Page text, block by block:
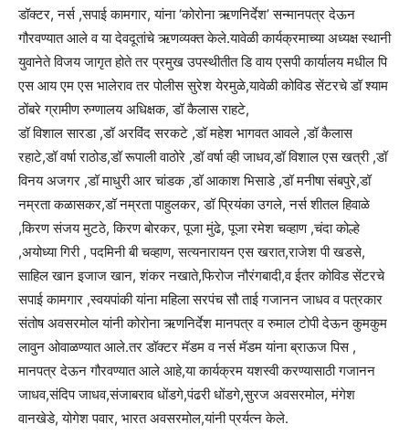
डॉक्टर, नर्स ,सपाई कामगार, यांना ‘कोरोना ऋणनिर्देश’ सन्मानपत्र देऊन
गौरवण्यात आले व या देवदूतांचे ऋणव्यक्त केले.यावेळी कार्यक्रमाच्या अध्यक्ष स्थानी
युवानेते विजय जागृत होते तर प्रमुख उपस्थीतीत डि वाय एसपी कार्यालय मधील पि
एस आय एम एस भालेराव तर पोलीस सुरेश येरमुळे,यावेळी कोविड सेंटरचे डॉ श्याम
ठोंबरे ग्रामीण रुग्णालय अधिक्षक, डॉ कैलास राहटे,
डॉ विशाल सारडा ,डॉ अरविंद सरकटे ,डॉ महेश भागवत आवले ,डॉ कैलास
रहाटे,डॉ वर्षा राठोड,डॉ रूपाली वाठोरे ,डॉ वर्षा व्ही जाधव,डॉ विशाल एस खत्री ,डॉ
विनय अजगर ,डॉ माधुरी आर चांडक ,डॉ आकाश भिसाडे ,डॉ मनीषा संबपुरे,डॉ
नम्रता कळासकर,डॉ नम्रता पाहुलकर, डॉ प्रियंका उगले, नर्स शीतल हिवाळे
,किरण संजय मुटठे, किरण बोरकर, पूजा मुंढे, पूजा रमेश चव्हाण ,चंदा कोल्हे
,अयोध्या गिरी , पदमिनी बी चव्हाण, सत्यनारायन एस खरात,राजेश पी खडसे,
साहिल खान इजाज खान, शंकर नखाते,फिरोज नौरंगबादी,व ईतर कोविड सेंटरचे
सपाई कामगार ,स्वयपांकी यांना महिला सरपंच सौ ताई गजानन जाधव व पत्रकार
संतोष अवसरमोल यांनी कोरोना ऋणनिर्देश मानपत्र व रुमाल टोपी देऊन कुमकुम
लावुन ओवाळण्यात आले.तर डॉक्टर मॅडम व नर्स मॅडम यांना ब्राऊज पिस ,
मानपत्र देऊन गौरवण्यात आले आहे,या कार्यक्रम यशस्वी करण्यासाठी गजानन
जाधव,संदिप जाधव,संजाबराव धोंडगे,पंढरी धोंडगे,सुरज अवसरमोल, मंगेश
वानखेडे, योगेश पवार, भारत अवसरमोल,यांनी प्रर्यत्न केले.